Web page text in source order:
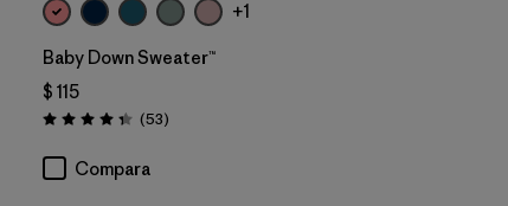
+1
Baby Down Sweater™
$ 115
Valoración: 4.4 / 5
(53Comentarios
)
Compara